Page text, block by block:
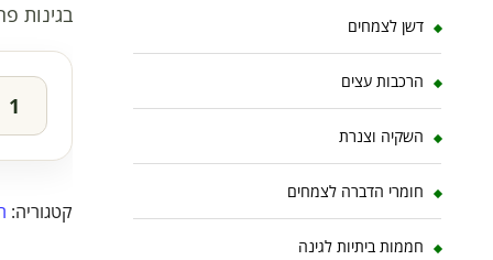
בגינות
קטגוריה:
דשן לצמחים
הרכבות עצים
השקיה וצנרת
חומרי הדברה לצמחים
חממות ביתיות לגינה